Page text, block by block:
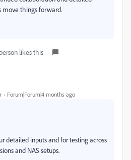
move things forward.
likes this
Forum|Forum|4 months ago
detailed inputs and for testing across
and NAS setups.